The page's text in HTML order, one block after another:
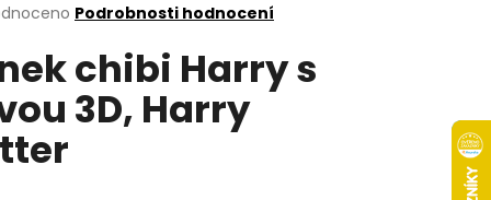
Podrobnosti hodnocení
chibi Harry s
3D, Harry